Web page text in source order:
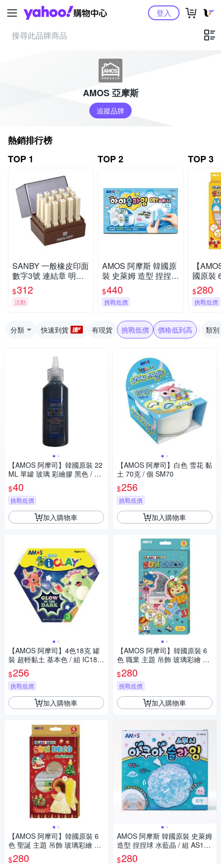
Yahoo購物中心登入
AMOS 亞摩斯
追蹤品牌
熱銷排行榜
TOP 1
SANBY 一般橡皮印面
數字3號 連結章 明朝
體 /組 EN-S3
$312
活動
TOP 2
AMOS 阿摩斯 韓國原
裝 史萊姆 造型 捏捏球
三角藍 / 組 IS120P2-
BL
$440
挑戰低價
TOP 3
【
國原裝 6色 動物 主題
吊飾
$280
挑戰低價
分類 快速到貨 有現貨 挑戰低價 價格低到高 類別
【AMOS 阿摩司】韓國原裝 22
ML 單罐 玻璃 彩繪膠 黑色 / 瓶
GD22-BLACK
$40
挑戰低價
加入購物車
【AMOS 阿摩司】4色18克 罐
裝 超輕黏土 基本色 / 組 IC18P
$256
挑戰低價
加入購物車
【AMOS 阿摩司】韓國原裝 6
色 聖誕 主題 吊飾 玻璃彩繪 膠
/ 組SD10P6-CH
$280
【AMOS 阿摩司】白色 雪花 黏
土 70克 / 個 SM70
$256
挑戰低價
加入購物車
【AMOS 阿摩司】韓國原裝 6
色 職業 主題 吊飾 玻璃彩繪 膠
/ 組SD10P6-JB
$280
挑戰低價
加入購物車
AMOS 阿摩斯 韓國原裝 史萊姆
造型 捏捏球 水藍晶 / 組 AS120
P1-CT
$280